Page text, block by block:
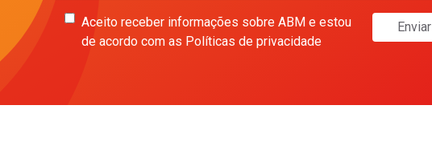
Aceito receber informações sobre ABM e estou
de acordo com as Políticas de privacidade
Enviar